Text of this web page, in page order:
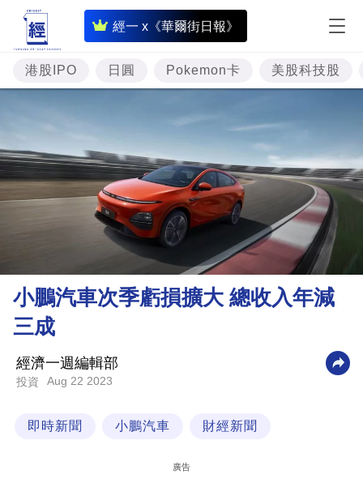
經一 x《華爾街日報》
即
時
財
經
投
資
樓
理
財
業
科
港股IPO 日圓 Pokemon卡 美股科技股
小鵬汽車次季虧損擴大 總收入年減
三成
經濟一週編輯部
投資 Aug 22 2023
即時新聞 小鵬汽車 財經新聞
廣告